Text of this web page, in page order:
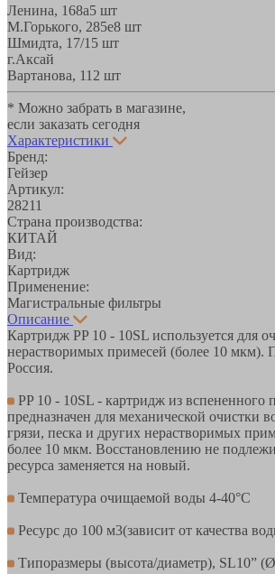
Ленина, 168а5 шт
М.Горького, 285е8 шт
Шмидта, 17/1 5 шт
г.Аксай
Вартанова, 11 2 шт
* Можно забрать в магазине,
если заказать сегодня
Характеристики
Бренд:
Гейзер
Артикул:
28211
Страна производства:
КИТАЙ
Вид:
Картридж
Применение:
Магистральные фильтры
Описание
Картридж PP 10 - 10SL используется для
нерастворимых примесей (более 10 мкм).
Россия.
PP 10 - 10SL - картридж из вспененного
предназначен для механической очистки
грязи, песка и других нерастворимых
более 10 мкм. Восстановлению не
ресурса заменяется на новый.
Температура очищаемой воды 4-40°С
Ресурс до 100 м3(зависит от качества
Типоразмеры (высота/диаметр), SL10”